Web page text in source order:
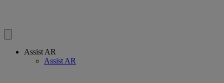
Assist AR
Assist AR